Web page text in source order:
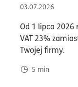
03.07.2026
Od 1 lipca 2026
VAT 23%
Twojej firmy.
5 min